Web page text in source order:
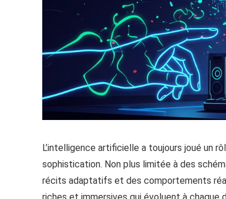
L’intelligence artificielle a toujours joué un
sophistication. Non plus limitée à des
récits adaptatifs et des comportements